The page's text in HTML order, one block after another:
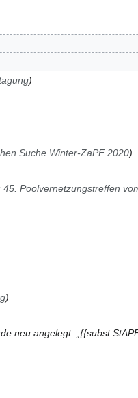
Suche Winter-ZaPF 2020
45. Poolvernetzungstreffen
neu angelegt: